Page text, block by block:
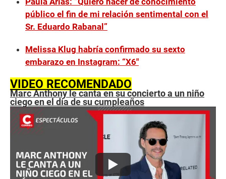
público el fin de mi relación sentimental con el
Sr. Eduardo Rabanal”
Melissa Klug habría confirmado su sexto
embarazo en Instagram: “X6″
VIDEO RECOMENDADO
Marc Anthony le canta en su concierto a un niño
ciego en el día de su cumpleaños